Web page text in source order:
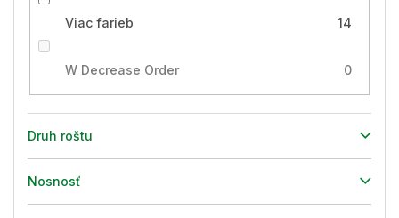
Viac farieb 14
W Decrease Order 0
Druh roštu
Nosnosť